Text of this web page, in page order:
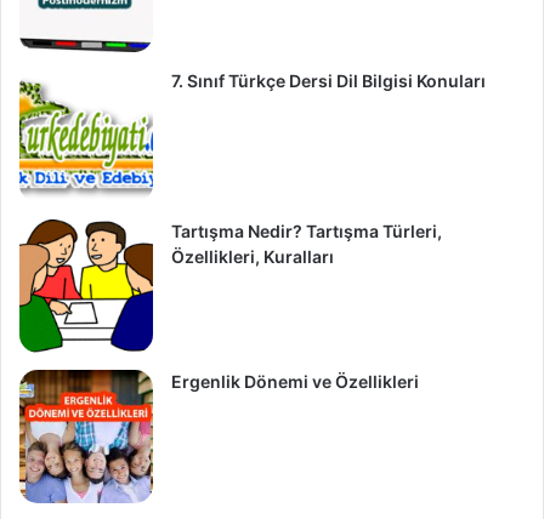
7. Sınıf Türkçe Dersi Dil Bilgisi Konuları
Tartışma Nedir? Tartışma Türleri,
Özellikleri, Kuralları
Ergenlik Dönemi ve Özellikleri